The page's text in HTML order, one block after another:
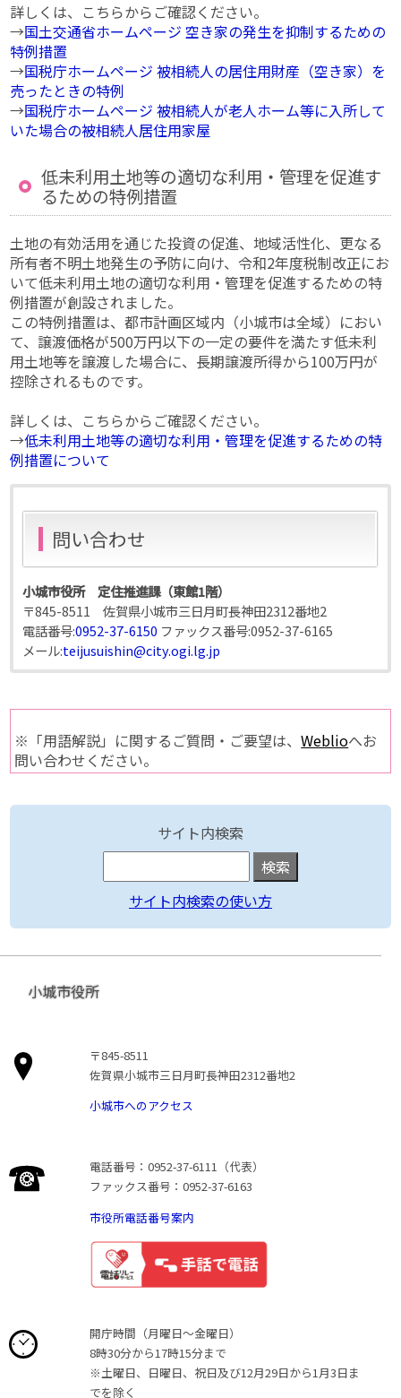
詳しくは、こちらからご確認ください。
→国土交通省ホームページ 空き家の発生を抑制するための
特例措置
→国税庁ホームページ 被相続人の居住用財産（空き家）を
売ったときの特例
→国税庁ホームページ 被相続人が老人ホーム等に入所して
いた場合の被相続人居住用家屋
低未利用土地等の適切な利用・管理を促進す
るための特例措置
土地の有効活用を通じた投資の促進、地域活性化、更なる
所有者不明土地発生の予防に向け、令和2年度税制改正にお
いて低未利用土地の適切な利用・管理を促進するための特
例措置が創設されました。
この特例措置は、都市計画区域内（小城市は全域）におい
て、譲渡価格が500万円以下の一定の要件を満たす低未利
用土地等を譲渡した場合に、長期譲渡所得から100万円が
控除されるものです。
詳しくは、こちらからご確認ください。
→低未利用土地等の適切な利用・管理を促進するための特
例措置について
問い合わせ
小城市役所 定住推進課（東館1階）
〒845-8511 佐賀県小城市三日月町長神田2312番地2
電話番号:0952-37-6150 ファックス番号:0952-37-6165
メール:teijusuishin@city.ogi.lg.jp
※「用語解説」に関するご質問・ご要望は、Weblioへお
問い合わせください。
サイト内検索
サイト内検索の使い方
小城市役所
〒845-8511
佐賀県小城市三日月町長神田2312番地2
小城市へのアクセス
電話番号：0952-37-6111（代表）
ファックス番号：0952-37-6163
市役所電話番号案内
開庁時間（月曜日〜金曜日）
8時30分から17時15分まで
※土曜日、日曜日、祝日及び12月29日から1月3日ま
でを除く